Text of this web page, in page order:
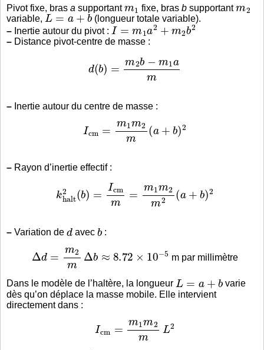
Pivot fixe, bras a supportant fixe, brasb supportant
variable,
L=a+b
(longueur totale variable).
– Inertie autour du pivot :
I=m1 a2+m2b2
– Distance pivot-centre de masse :
d(b) 2b−m1am
– Inertie autour du centre de masse :
Ic m1m2m ( )2
– Rayon d’inertie effectif :
k h t2( Icm m1m2 m a +b)
– Variation de
d
avec
b
:
Δ d= 2mΔ b ≈ 8.72 ×10 5
m par millimètre
Dans le modèle de l’haltère, la longueur
L
varie
dès qu’on déplace la masse mobile. Elle intervient
directement dans :
Ic m1m2m L2